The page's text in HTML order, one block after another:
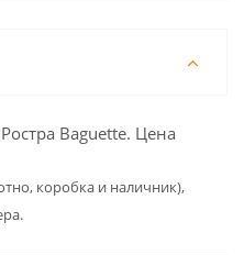
Baguette. Цена
коробка и наличник),